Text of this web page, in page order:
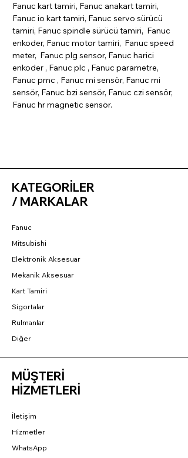
Fanuc kart tamiri, Fanuc anakart tamiri,
Fanuc io kart tamiri, Fanuc servo sürücü
tamiri, Fanuc spindle sürücü tamiri, Fanuc
enkoder, Fanuc motor tamiri, Fanuc speed
meter, Fanuc plg sensor, Fanuc harici
enkoder , Fanuc plc , Fanuc parametre,
Fanuc pmc , Fanuc mi sensör, Fanuc mi
sensör, Fanuc bzi sensör, Fanuc czi sensör,
Fanuc hr magnetic sensör.
KATEGORİLER
/ MARKALAR
Fanuc
Mitsubishi
Elektronik Aksesuar
Mekanik Aksesuar
Kart Tamiri
Sigortalar
Rulmanlar
Diğer
MÜŞTERİ
HİZMETLERİ
İletişim
Hizmetler
WhatsApp